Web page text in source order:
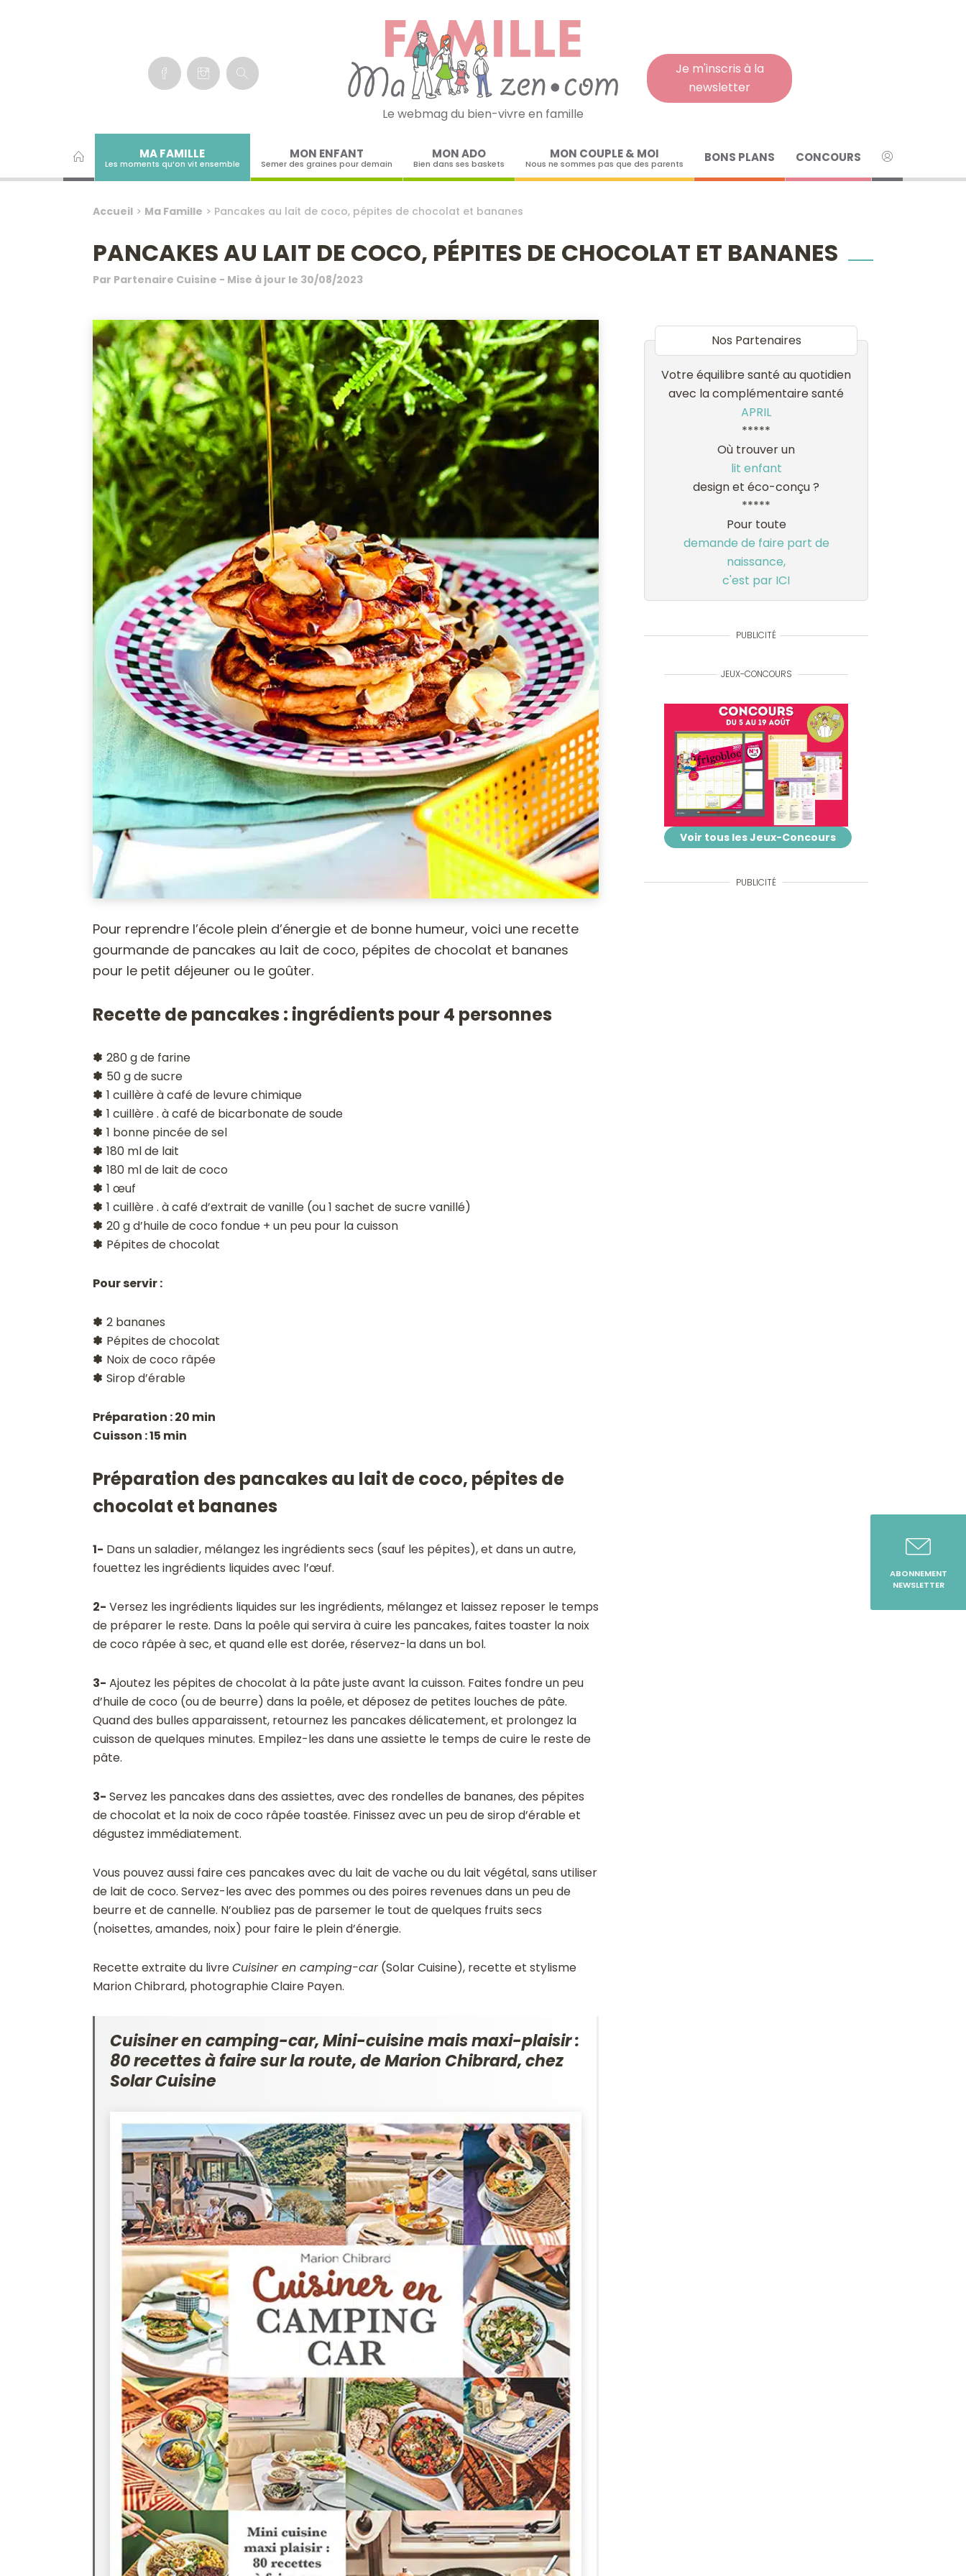
Je m'inscris à la
newsletter
Le webmag du bien-vivre en famille
MA FAMILLE
Les moments qu’on vit ensemble
MON ENFANT
Semer des graines pour demain
MON ADO
Bien dans ses baskets
MON COUPLE & MOI
Nous ne sommes pas que des parents BONS PLANS CONCOURS
Accueil> Ma Famille > Pancakes au lait de coco, pépites de chocolat et bananes
PANCAKES AU LAIT DE COCO, PÉPITES DE CHOCOLAT ET BANANES
Par Partenaire Cuisine - Mise à jour le 30/08/2023
Pour reprendre l’école plein d’énergie et de bonne humeur, voici une recette
gourmande de pancakes au lait de coco, pépites de chocolat et bananes
pour le petit déjeuner ou le goûter.
Recette de pancakes : ingrédients pour 4 personnes
✽ 280 g de farine
✽ 50 g de sucre
✽ 1 cuillère à café de levure chimique
✽ 1 cuillère . à café de bicarbonate de soude
✽ 1 bonne pincée de sel
✽ 180 ml de lait
✽ 180 ml de lait de coco
✽ 1 œuf
✽ 1 cuillère . à café d’extrait de vanille (ou 1 sachet de sucre vanillé)
✽ 20 g d’huile de coco fondue + un peu pour la cuisson
✽ Pépites de chocolat
Pour servir :
✽ 2 bananes
✽ Pépites de chocolat
✽ Noix de coco râpée
✽ Sirop d’érable
Préparation : 20 min
Cuisson : 15 min
Préparation des pancakes au lait de coco, pépites de
chocolat et bananes
1- Dans un saladier, mélangez les ingrédients secs (sauf les pépites), et dans un autre,
fouettez les ingrédients liquides avec l’œuf.
2- Versez les ingrédients liquides sur les ingrédients, mélangez et laissez reposer le temps
de préparer le reste. Dans la poêle qui servira à cuire les pancakes, faites toaster la noix
de coco râpée à sec, et quand elle est dorée, réservez-la dans un bol.
3- Ajoutez les pépites de chocolat à la pâte juste avant la cuisson. Faites fondre un peu
d’huile de coco (ou de beurre) dans la poêle, et déposez de petites louches de pâte.
Quand des bulles apparaissent, retournez les pancakes délicatement, et prolongez la
cuisson de quelques minutes. Empilez-les dans une assiette le temps de cuire le reste de
pâte.
3- Servez les pancakes dans des assiettes, avec des rondelles de bananes, des pépites
de chocolat et la noix de coco râpée toastée. Finissez avec un peu de sirop d’érable et
dégustez immédiatement.
Vous pouvez aussi faire ces pancakes avec du lait de vache ou du lait végétal, sans utiliser
de lait de coco. Servez-les avec des pommes ou des poires revenues dans un peu de
beurre et de cannelle. N’oubliez pas de parsemer le tout de quelques fruits secs
(noisettes, amandes, noix) pour faire le plein d’énergie.
Recette extraite du livreCuisiner en camping-car(Solar Cuisine), recette et stylisme
Marion Chibrard, photographie Claire Payen.
Cuisiner en camping-car, Mini-cuisine mais maxi-plaisir :
80 recettes à faire sur la route, de Marion Chibrard, chez
Solar Cuisine
Nos Partenaires
Votre équilibre santé au quotidien
avec la complémentaire santé
APRIL
*****
Où trouver un
lit enfant
design et éco-conçu ?
*****
Pour toute
demande de faire part de
naissance,
c'est par ICI
PUBLICITÉ
JEUX-CONCOURS
Voir tous les Jeux-Concours
PUBLICITÉ
ABONNEMENT
NEWSLETTER